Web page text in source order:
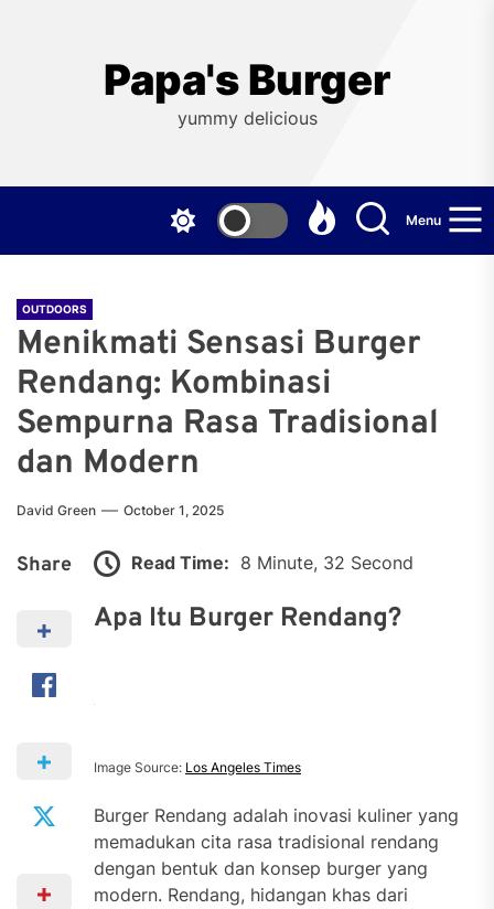
Papa's Burger
yummy delicious
Menu
OUTDOORS
Menikmati Sensasi Burger
Rendang: Kombinasi
Sempurna Rasa Tradisional
dan Modern
David Green October 1, 2025
Share Read Time: 8 Minute, 32 Second
Apa Itu Burger Rendang?
Image Source: Los Angeles Times
Burger Rendang adalah inovasi kuliner yang
memadukan cita rasa tradisional rendang
dengan bentuk dan konsep burger yang
modern. Rendang, hidangan khas dari